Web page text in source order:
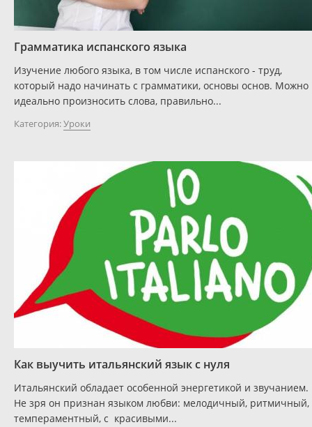
Грамматика испанского языка
Изучение любого языка, в том числе испанского - труд,
который надо начинать с грамматики, основы основ. Можно
идеально произносить слова, правильно...
Категория:Уроки
Как выучить итальянский язык с нуля
Итальянский обладает особенной энергетикой и звучанием.
Не зря он признан языком любви: мелодичный, ритмичный,
темпераментный, с красивыми...